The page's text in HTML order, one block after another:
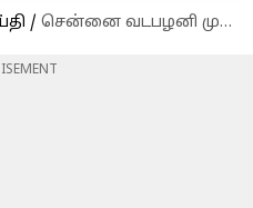
/ சென்னை வடபழனி முருகன் கோயிலுக்கு நள்ளிரவில் வந்த வெடிகுண்டு மிரட்டல்